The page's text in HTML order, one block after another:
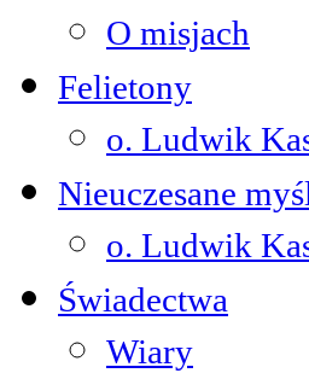
O misjach
Felietony
o. Ludwik
Nieuczesane
o. Ludwik
Świadectwa
Wiary